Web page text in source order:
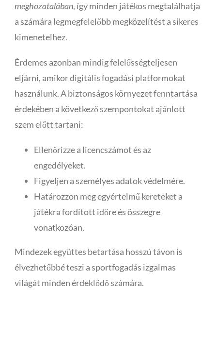
meghozatalában, így minden játékos megtalálhatja
a számára legmegfelelőbb megközelítést a sikeres
kimenetelhez.
Érdemes azonban mindig felelősségteljesen
eljárni, amikor digitális fogadási platformokat
használunk. A biztonságos környezet fenntartása
érdekében a következő szempontokat ajánlott
szem előtt tartani:
Ellenőrizze a licencszámot és az
engedélyeket.
Figyeljen a személyes adatok védelmére.
Határozzon meg egyértelmű kereteket a
játékra fordított időre és összegre
vonatkozóan.
Mindezek együttes betartása hosszú távon is
élvezhetőbbé teszi a sportfogadás izgalmas
világát minden érdeklődő számára.